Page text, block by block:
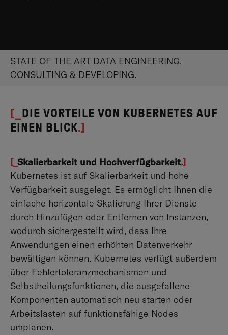
STATE OF THE ART DATA ENGINEERING,
CONSULTING & DEVELOPING.
[_
DIE VORTEILE VON KUBERNETES AUF
EINEN BLICK.]
[_ Skalierbarkeit und Hochverfügbarkeit.]
Kubernetes ist auf Skalierbarkeit und hohe
Verfügbarkeit ausgelegt. Es ermöglicht Ihnen die
einfache horizontale Skalierung Ihrer Dienste
durch Hinzufügen oder Entfernen von Instanzen,
wodurch sichergestellt wird, dass Ihre
Anwendungen einen erhöhten Datenverkehr
bewältigen können. Kubernetes verfügt außerdem
über Fehlertoleranzmechanismen und
Selbstheilungsfunktionen, die ausgefallene
Komponenten automatisch neu starten oder
Arbeitslasten auf funktionsfähige Nodes
umplanen.